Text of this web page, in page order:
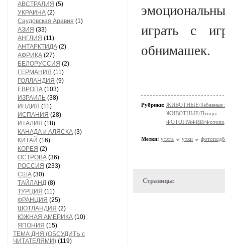
АВСТРАЛИЯ (5)
УКРАИНА (2)
Саудовская Аравия (1)
АЗИЯ (33)
АНГЛИЯ (11)
АНТАРКТИДА (2)
АФРИКА (27)
БЕЛОРУССИЯ (2)
ГЕРМАНИЯ (11)
ГОЛЛАНДИЯ (9)
ЕВРОПА (103)
ИЗРАИЛЬ (38)
ИНДИЯ (11)
ИСПАНИЯ (28)
ИТАЛИЯ (18)
КАНАДА и АЛЯСКА (3)
КИТАЙ (16)
КОРЕЯ (2)
ОСТРОВА (36)
РОССИЯ (233)
США (30)
ТАЙЛАНД (8)
ТУРЦИЯ (11)
ФРАНЦИЯ (25)
ШОТЛАНДИЯ (2)
ЮЖНАЯ АМЕРИКА (10)
ЯПОНИЯ (15)
ТЕМА ДНЯ (ОБСУДИТЬ с
ЧИТАТЕЛЯМИ) (119)
играть с
обнимашек.
Рубрики: ЖИВОТНЫЕ/Забавные
ЖИВОТНЫЕ/Птицы
ФОТОГРАФИИ/
Метки: утята утки
Страницы: